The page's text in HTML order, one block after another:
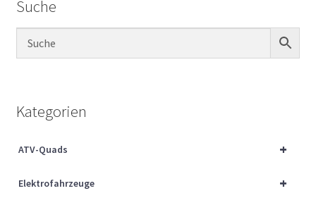
Kontakt
Sachs Ersatzteile
Über uns
Suche
Kategorien
+
ATV-Quads
+
Elektrofahrzeuge